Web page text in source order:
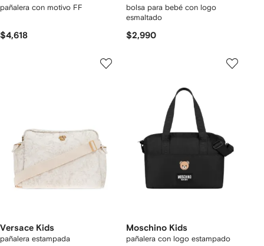
pañalera con motivo FF
$4,618
bolsa para bebé con logo
esmaltado
$2,990
Versace Kids
pañalera estampada
Moschino Kids
pañalera con logo estampado